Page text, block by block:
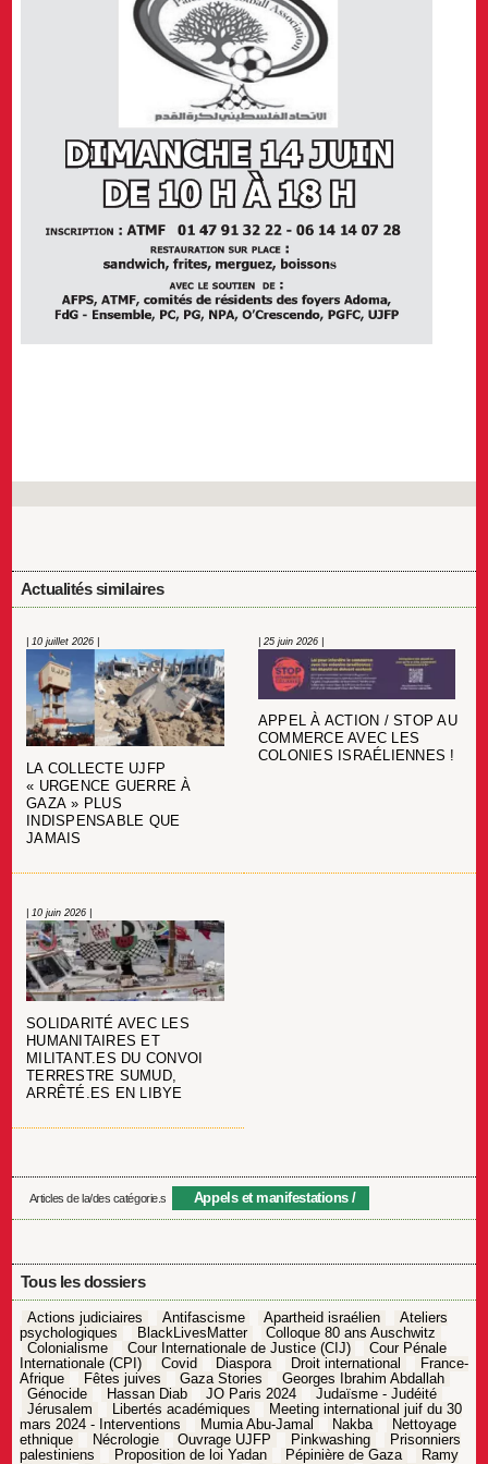
Actualités similaires
| 10 juillet 2026 |
LA COLLECTE UJFP
« URGENCE GUERRE À
GAZA » PLUS
INDISPENSABLE QUE
JAMAIS
| 25 juin 2026 |
APPEL À ACTION / STOP AU
COMMERCE AVEC LES
COLONIES ISRAÉLIENNES !
| 10 juin 2026 |
SOLIDARITÉ AVEC LES
HUMANITAIRES ET
MILITANT.ES DU CONVOI
TERRESTRE SUMUD,
ARRÊTÉ.ES EN LIBYE
Articles de la/des catégorie.s Appels et manifestations
Tous les dossiers
Actions judiciaires Antifascisme Apartheid israélien
Ateliers
psychologiques
BlackLivesMatter
Colloque 80 ans Auschwitz
Colonialisme
Cour Internationale de Justice (CIJ)
Cour Pénale
Internationale (CPI)
Covid Diaspora Droit international
France-
Afrique
Fêtes juives Gaza Stories
Georges Ibrahim Abdallah
Génocide
Hassan Diab JO Paris 2024
Judaïsme - Judéité
Jérusalem
Libertés académiques
Meeting international juif du 30
mars 2024 - Interventions
Mumia Abu-Jamal Nakba
Nettoyage
ethnique
Nécrologie Ouvrage UJFP Pinkwashing
Prisonniers
palestiniens
Proposition de loi Yadan Pépinière de Gaza
Ramy